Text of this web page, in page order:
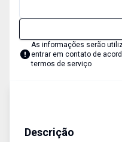
As informações serão
entrar em contato de
termos de serviço
Descrição